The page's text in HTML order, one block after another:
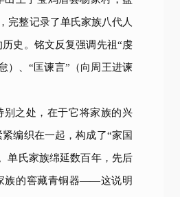
完整记录了单氏家族八代人
史。铭文反复强调先祖“虔
）、“匡谏言”（向周王进谏
别之处，在于它将家族的兴
编织在一起，构成了“家国
单氏家族绵延数百年，先后
族的窖藏青铜器——这说明